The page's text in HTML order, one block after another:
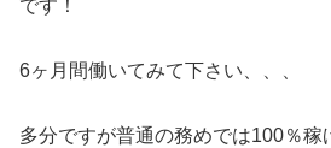
です！
6ヶ月間働いてみて下さい、、、
多分ですが普通の務めでは100％稼